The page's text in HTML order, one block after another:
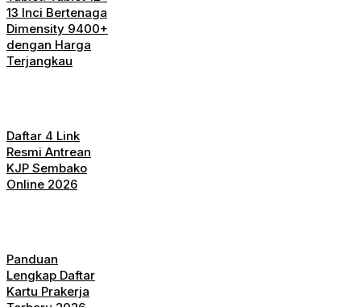
13 Inci Bertenaga
Dimensity 9400+
dengan Harga
Terjangkau
Daftar 4 Link
Resmi Antrean
KJP Sembako
Online 2026
Panduan
Lengkap Daftar
Kartu Prakerja